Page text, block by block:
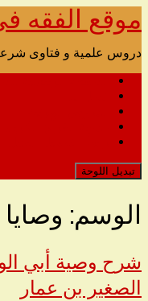
تخطى
الى
موقع الفقه
دروس علمية و فتاوى
تبديل اللوحة
الوسم:
شرح وصية أبي
الصغير بن عمار